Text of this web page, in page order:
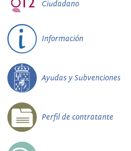
Ciudadano
Información
Ayudas y Subvenciones
Perfil de contratante